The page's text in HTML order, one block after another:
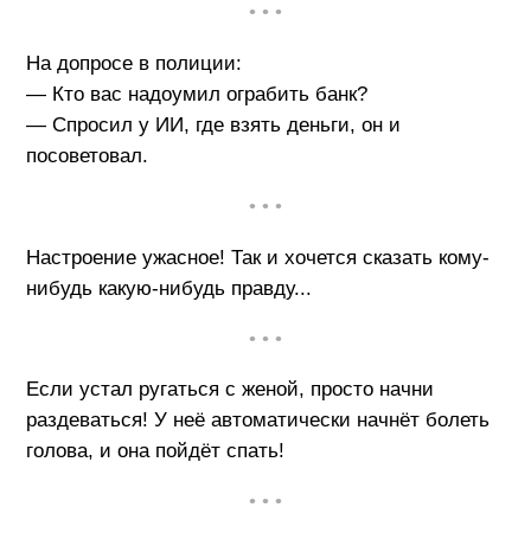
• • •
На допросе в полиции:
— Кто вас надоумил ограбить банк?
— Спросил у ИИ, где взять деньги, он и
посоветовал.
• • •
Настроение ужасное! Так и хочется сказать кому-
нибудь какую-нибудь правду...
• • •
Если устал ругаться с женой, просто начни
раздеваться! У неё автоматически начнёт болеть
голова, и она пойдёт спать!
• • •